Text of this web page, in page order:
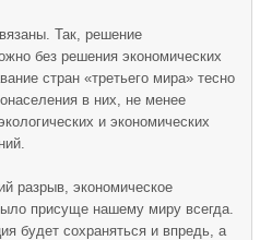
Так, решение
без решения экономических
стран «третьего мира» тесно
в них, не менее
и экономических
разрыв, экономическое
присуще нашему миру всегда.
будет сохраняться и впредь, а